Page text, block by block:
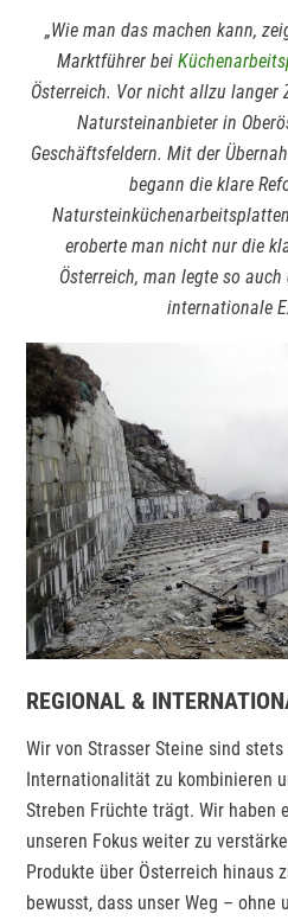
„Wie man das machen kann,
Marktführer bei
Österreich. Vor nicht allzu langer
Natursteinanbieter in
Geschäftsfeldern. Mit der
begann die klare
eroberte man nicht nur die
Österreich, man legte so
internationale
REGIONAL &
Wir von Strasser Steine sind
Internationalität zu kombinieren
Streben Früchte trägt. Wir haben
unseren Fokus weiter zu
Produkte über Österreich hinaus
bewusst, dass unser Weg – ohne